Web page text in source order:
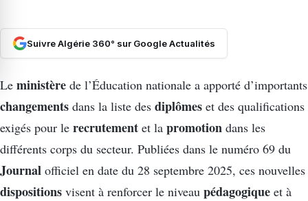
Suivre Algérie 360° sur Google Actualités
Le ministère de l’Éducation nationale a apporté d’importants
changements dans la liste des diplômes et des qualifications
exigés pour le recrutement et la promotion dans les
différents corps du secteur. Publiées dans le numéro 69 du
Journal officiel en date du 28 septembre 2025, ces nouvelles
dispositions visent à renforcer le niveau pédagogique et à